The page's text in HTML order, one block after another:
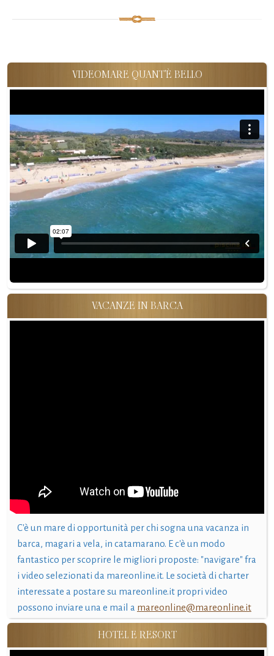
VIDEOMARE QUANT'È BELLO
VACANZE IN BARCA
C'è un mare di opportunità per chi sogna una vacanza in
barca, magari a vela, in catamarano. E c'è un modo
fantastico per scoprire le migliori proposte: "navigare" fra
i video selezionati da mareonline.it. Le società di charter
interessate a postare su mareonline.it propri video
possono inviare una e mail a mareonline@mareonline.it
HOTEL E RESORT